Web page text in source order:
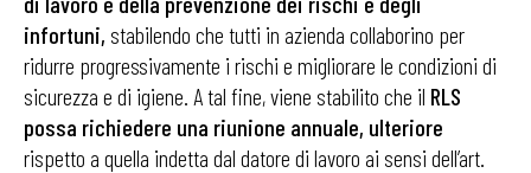
infortuni, stabilendo che tutti in azienda collaborino per
ridurre progressivamente i rischi e migliorare le condizioni di
sicurezza e di igiene. A tal fine, viene stabilito che il RLS
possa richiedere una riunione annuale, ulteriore
rispetto a quella indetta dal datore di lavoro ai sensi dell’art.